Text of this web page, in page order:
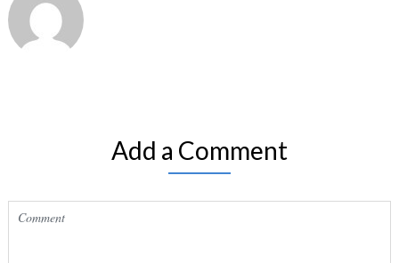
Add a Comment